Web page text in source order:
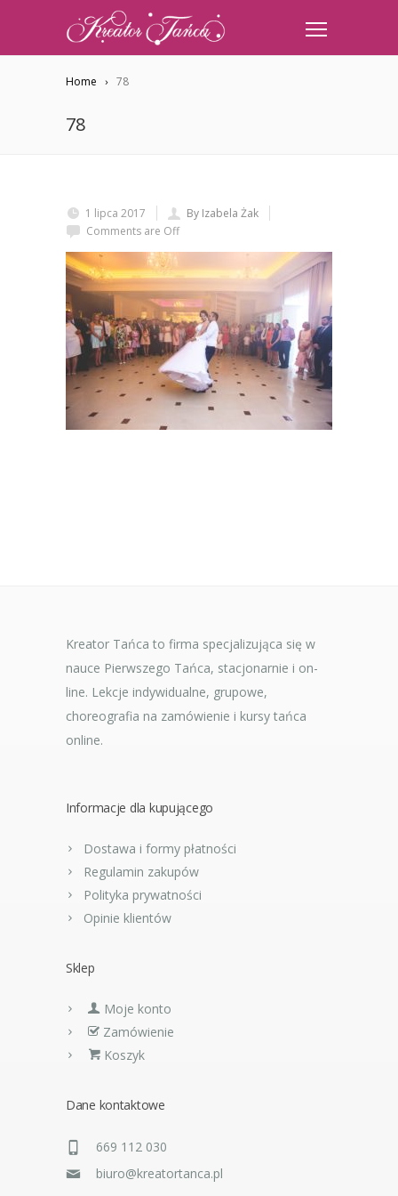
Home 78
78
1 lipca 2017
By Izabela Żak
Comments are Off
Kreator Tańca to firma specjalizująca się w
nauce Pierwszego Tańca, stacjonarnie i on-
line. Lekcje indywidualne, grupowe,
choreografia na zamówienie i kursy tańca
online.
Informacje dla kupującego
Dostawa i formy płatności
Regulamin zakupów
Polityka prywatności
Opinie klientów
Sklep
Moje konto
Zamówienie
Koszyk
Dane kontaktowe
669 112 030
biuro@kreatortanca.pl